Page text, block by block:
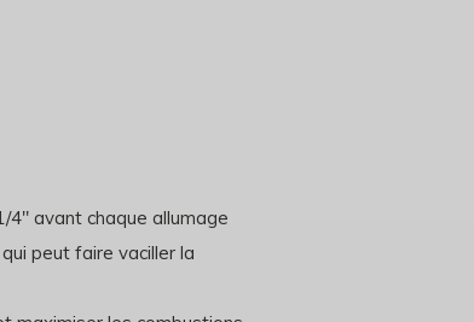
4" avant chaque allumage
peut faire vaciller la